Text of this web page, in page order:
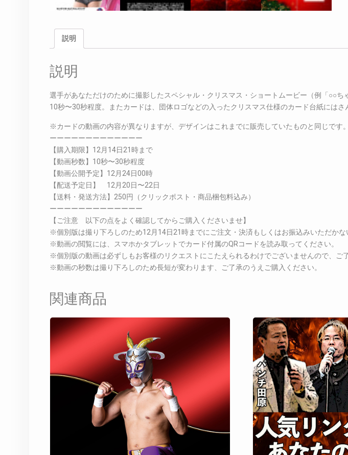
説明
説明
選手があなただけのために撮影したスペシャル・クリスマス・ショートムービー（例「○○
10秒〜30秒程度。またカードは、団体ロゴなどの入ったクリスマス仕様のカード台紙にはさ
※カードの動画の内容が異なりますが、デザインはこれまでに販売していたものと同じです。
ーーーーーーーーーーーーー
【購入期限】12月14日21時まで
【動画秒数】10秒〜30秒程度
【動画公開予定】12月24日00時
【配送予定日】 12月20日〜22日
【送料・発送方法】250円（クリックポスト・商品梱包料込み）
ーーーーーーーーーーーーー
【ご注意 以下の点をよく確認してからご購入くださいませ】
※個別版は撮り下ろしのため12月14日21時までにご注文・決済もしくはお振込みいただかな
※動画の閲覧には、スマホかタブレットでカード付属のQRコードを読み取ってください。
※個別版の動画は必ずしもお客様のリクエストにこたえられるわけでございませんので、ご
※動画の秒数は撮り下ろしのため長短が変わります、ご了承のうえご購入ください。
関連商品